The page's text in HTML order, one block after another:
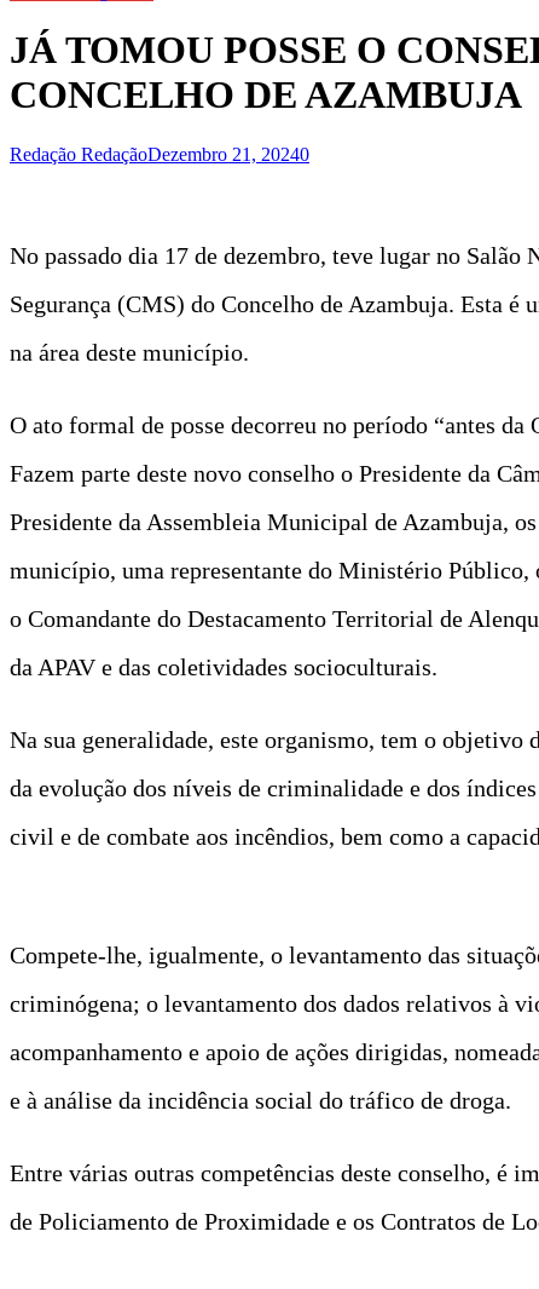
JÁ TOMOU POSSE O
CONCELHO DE AZAMBUJA
Redação RedaçãoDezembro 21, 20240
No passado dia 17 de dezembro, teve lugar no Salão
Segurança (CMS) do Concelho de Azambuja. Esta
na área deste município.
O ato formal de posse decorreu no período “antes
Fazem parte deste novo conselho o Presidente da
Presidente da Assembleia Municipal de Azambuja,
município, uma representante do Ministério Público,
o Comandante do Destacamento Territorial de
da APAV e das coletividades socioculturais.
Na sua generalidade, este organismo, tem o objetivo
da evolução dos níveis de criminalidade e dos
civil e de combate aos incêndios, bem como a
Compete-lhe, igualmente, o levantamento das
criminógena; o levantamento dos dados relativos à
acompanhamento e apoio de ações dirigidas,
e à análise da incidência social do tráfico de droga.
Entre várias outras competências deste conselho, é
de Policiamento de Proximidade e os Contratos de